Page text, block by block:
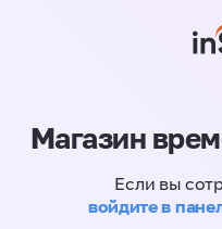
Магазин
Если вы
войдите в